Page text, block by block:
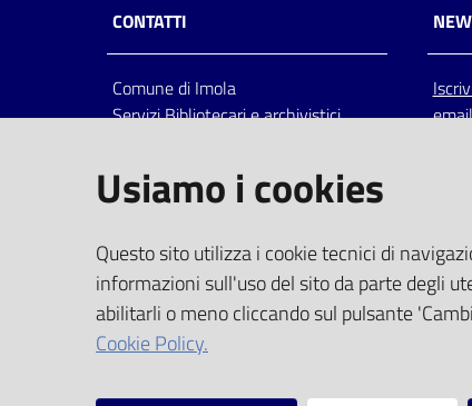
CONTATTI
Comune di Imola
Servizi Bibliotecari e archivistici
Italia
centralino: tel 0542.6026.36 fax
bim@comune.imola.bo.it
PEC
comune.imola@cert.provincia.bo.it
P.IVA 00523381200
C.F. 00794470377
email
Usiamo i cookies
Questo sito utilizza i cookie tecnici di
informazioni sull'uso del sito da parte degli
abilitarli o meno cliccando sul pulsante
Cookie Policy.